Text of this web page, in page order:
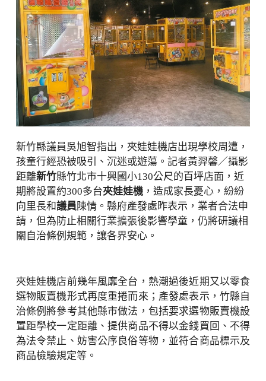
新竹縣議員吳旭智指出，夾娃娃機店出現學校周遭，
孩童行經恐被吸引、沉迷或遊蕩。記者黃羿馨／攝影
距離新竹縣竹北市十興國小130公尺的百坪店面，近
期將設置約300多台夾娃娃機，造成家長憂心，紛紛
向里長和議員 陳情。縣府產發處昨表示，業者合法申
請，但為防止相關行業擴張後影響學童，仍將研議相
關自治條例規範，讓各界安心。
夾娃娃機店前幾年風靡全台，熱潮過後近期又以零食
選物販賣機形式再度重捲而來；產發處表示，竹縣自
治條例將參考其他縣市做法，包括要求選物販賣機設
置距學校一定距離、提供商品不得以金錢買回、不得
為法令禁止、妨害公序良俗等物，並符合商品標示及
商品檢驗規定等。